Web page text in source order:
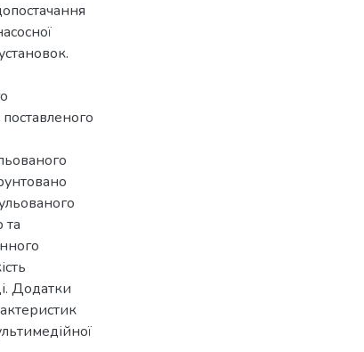
та
Додатки